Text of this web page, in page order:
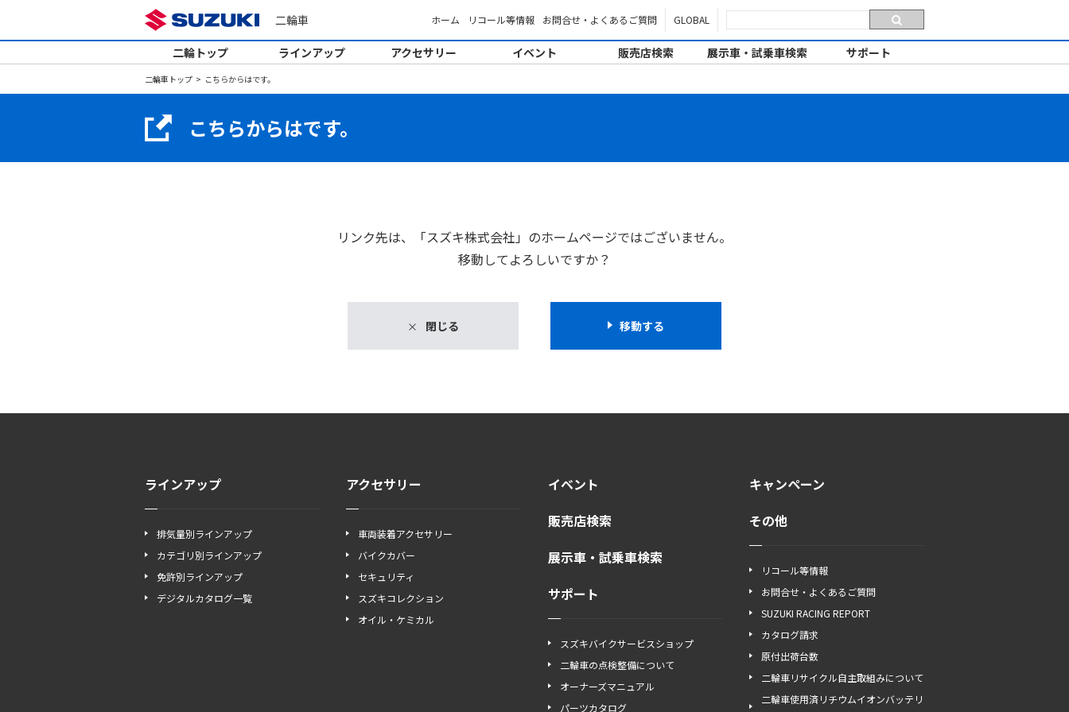
二輪車 ホーム リコール等情報 お問合せ・よくあるご質問 GLOBAL
二輪トップ ラインアップ アクセサリー イベント 販売店検索 展示車・試乗車検索 サポート
二輪車トップ こちらからはです。
こちらからはです。
リンク先は、「スズキ株式会社」のホームページではございません。
移動してよろしいですか？
閉じる 移動する
ラインアップ
排気量別ラインアップ
カテゴリ別ラインアップ
免許別ラインアップ
デジタルカタログ一覧
アクセサリー
車両装着アクセサリー
バイクカバー
セキュリティ
スズキコレクション
オイル・ケミカル
イベント
販売店検索
展示車・試乗車検索
サポート
スズキバイクサービスショップ
二輪車の点検整備について
オーナーズマニュアル
パーツカタログ
キャンペーン
その他
リコール等情報
お問合せ・よくあるご質問
SUZUKI RACING REPORT
カタログ請求
原付出荷台数
二輪車リサイクル自主取組みについて
二輪車使用済リチウムイオンバッテリ